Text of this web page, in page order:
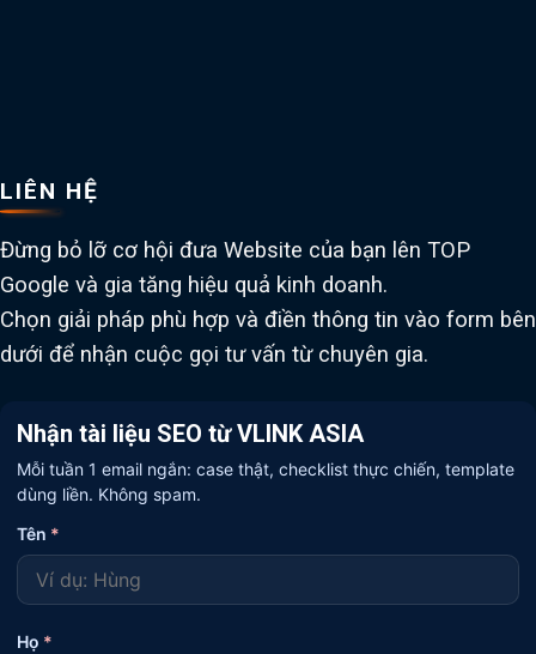
LIÊN HỆ
Đừng bỏ lỡ cơ hội đưa Website của bạn lên TOP
Google và gia tăng hiệu quả kinh doanh.
Chọn giải pháp phù hợp và điền thông tin vào form bên
dưới để nhận cuộc gọi tư vấn từ chuyên gia.
Nhận tài liệu SEO từ VLINK ASIA
Mỗi tuần 1 email ngắn: case thật, checklist thực chiến, template
dùng liền. Không spam.
Tên *
Họ *